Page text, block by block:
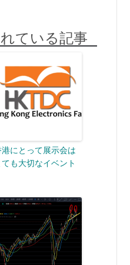
ている記事
港にとって展示会は
ても大切なイベント